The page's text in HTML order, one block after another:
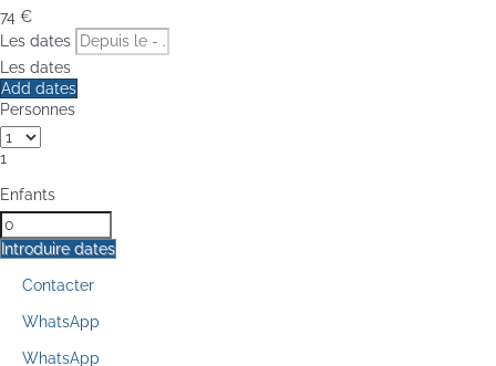
74 €
Les dates
Les dates
Add dates
Personnes
1
Enfants
Introduire dates
Contacter
WhatsApp
WhatsApp